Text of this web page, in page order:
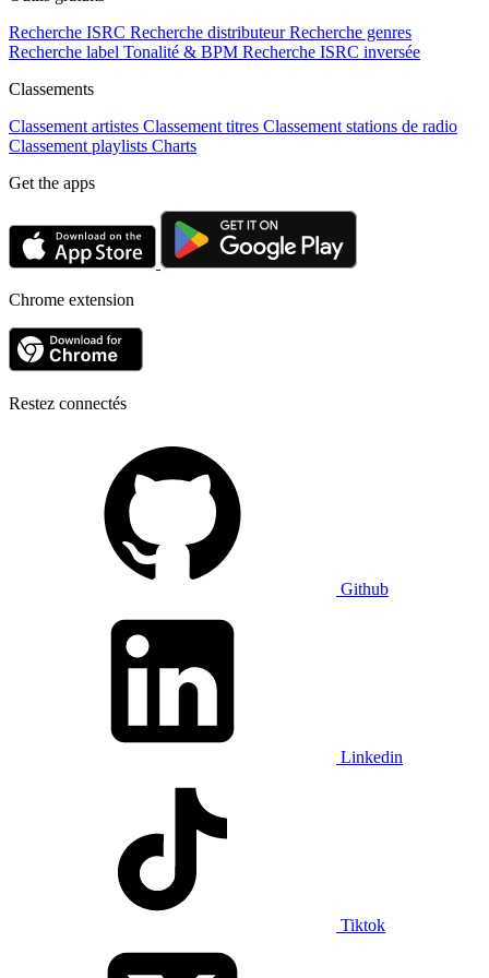
Recherche ISRC Recherche distributeur Recherche genres
Recherche label Tonalité & BPM Recherche ISRC inversée
Classements
Classement artistes Classement titres Classement stations de radio
Classement playlists Charts
Get the apps
Chrome extension
Restez connectés
Github
Linkedin
Tiktok